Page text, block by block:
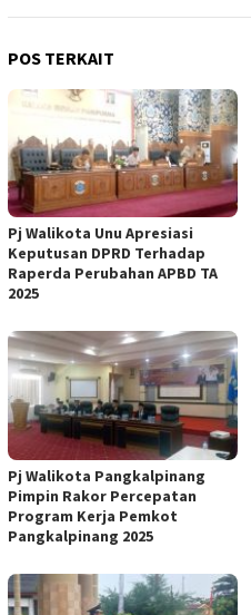
POS TERKAIT
Pj Walikota Unu Apresiasi
Keputusan DPRD Terhadap
Raperda Perubahan APBD TA
2025
Pj Walikota Pangkalpinang
Pimpin Rakor Percepatan
Program Kerja Pemkot
Pangkalpinang 2025